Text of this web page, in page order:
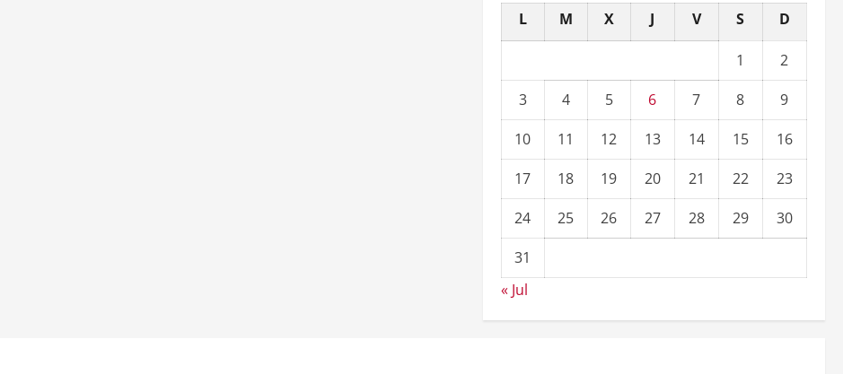
L M X J V S D
1
2
3
4 5 6 7 8
9
10
11 12 13 14 15
16
17
18 19 20 21 22
23
24
25 26 27 28 29
30
31
« Jul